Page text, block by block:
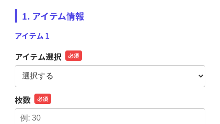
1. アイテム情報
アイテム 1
アイテム選択 必須
枚数 必須